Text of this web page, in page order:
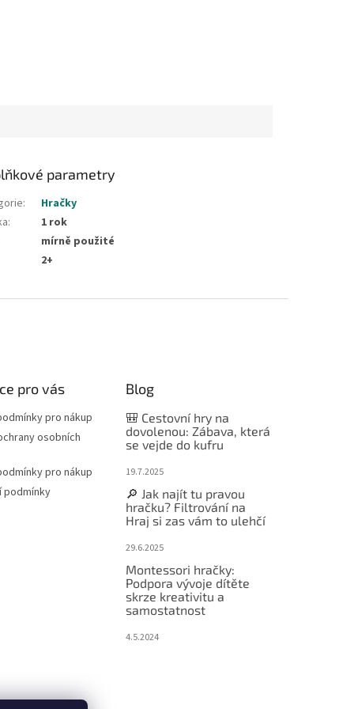
parametry
:
Hračky
:
1 rok
mírně použité
2+
pro vás
pro nákup
osobních
pro nákup
podmínky
Blog
🎒 Cestovní hry na
dovolenou: Zábava, která
se vejde do kufru
19.7.2025
🔎 Jak najít tu pravou
hračku? Filtrování na
Hraj si zas vám to ulehčí
29.6.2025
Montessori hračky:
Podpora vývoje dítěte
skrze kreativitu a
samostatnost
4.5.2024